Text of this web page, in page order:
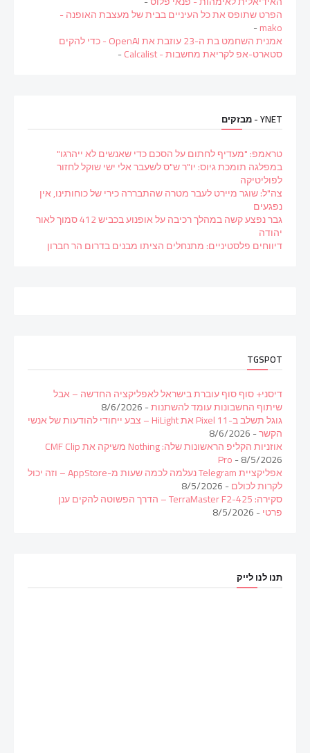
הפרט שתופס את כל העיניים בבית של מעצבת האופנה -
mako
-
אמנית השחמט בת ה-23 עוזבת את OpenAI - כדי להקים
סטארט-אפ לקריאת מחשבות - Calcalist -
YNET - מבזקים
טראמפ: "מעדיף לחתום על הסכם כדי שאנשים לא ייהרגו"
במפלגה תומכת גיוס: יו"ר ש"ס לשעבר אלי ישי שוקל לחזור
לפוליטיקה
צה"ל: שוגר מיירט לעבר מטרה שהתבררה כירי של כוחותינו, אין
נפגעים
גבר נפצע קשה במהלך רכיבה על אופנוע בכביש 412 סמוך לאור
יהודה
דיווחים פלסטיניים: מתנחלים הציתו מבנים בדרום הר חברון
TGSPOT
דיסני+ סוף סוף עוברת בישראל לאפליקציה החדשה – אבל
שיתוף החשבונות עומד להשתנות- 8/6/2026
גוגל תשלב ב-Pixel 11 את HiLight – צבע ייחודי להודעות של אנשי
הקשר- 8/6/2026
אוזניות הקליפ הראשונות שלה: Nothing משיקה את CMF Clip
Pro- 8/5/2026
אפליקציית Telegram נעלמה לכמה שעות מ-AppStore – וזה יכול
לקרות לכולם- 8/5/2026
סקירה: TerraMaster F2-425 – הדרך הפשוטה להקים ענן
פרטי- 8/5/2026
תנו לנו לייק